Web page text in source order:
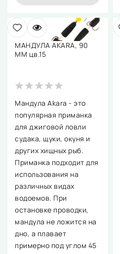
МАНДУЛА AKARA, 90
ММ цв.15
Мандула Akara - это
популярная приманка
для джиговой ловли
судака, щуки, окуня и
других хищных рыб.
Приманка подходит для
использования на
различных видах
водоемов. При
остановке проводки,
мандула не ложится на
дно, а плавает
примерно под углом 45